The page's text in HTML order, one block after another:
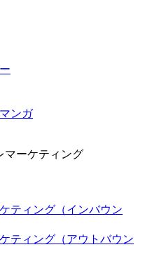
ンガ
マーケティング
ティング（インバウン
ティング（アウトバウン